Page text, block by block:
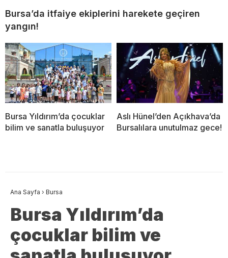
Bursa’da itfaiye ekiplerini harekete geçiren
yangın!
Bursa Yıldırım’da çocuklar
bilim ve sanatla buluşuyor
Aslı Hünel’den Açıkhava’da
Bursalılara unutulmaz gece!
Ana Sayfa › Bursa
Bursa Yıldırım’da
çocuklar bilim ve